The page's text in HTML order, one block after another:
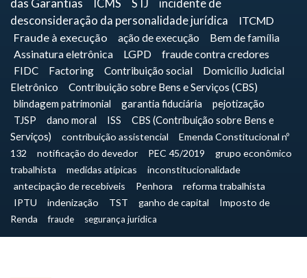
das Garantias
ICMS STJ
incidente de
desconsideração da personalidade jurídica
ITCMD
Fraude à execução
ação de execução
Bem de família
Assinatura eletrônica
LGPD fraude contra credores
FIDC Factoring Contribuição social
Domicílio Judicial
Eletrônico
Contribuição sobre Bens e Serviços (CBS)
blindagem patrimonial
garantia fiduciária
pejotização
TJSP
dano moral ISS
CBS (Contribuição sobre Bens e
Serviços)
contribuição assistencial
Emenda Constitucional nº
132
notificação do devedor PEC 45/2019
grupo econômico
trabalhista
medidas atípicas
inconstitucionalidade
antecipação de recebíveis
Penhora
reforma trabalhista
IPTU
indenização TST ganho de capital
Imposto de
Renda
fraude segurança jurídica